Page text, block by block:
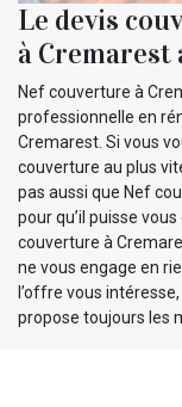
Le devis
à
Nef couverture à
professionnelle en
Cremarest. Si vous
couverture au plus
pas aussi que Nef
pour qu’il puisse
couverture à
ne vous engage en
l’offre vous
propose toujours les